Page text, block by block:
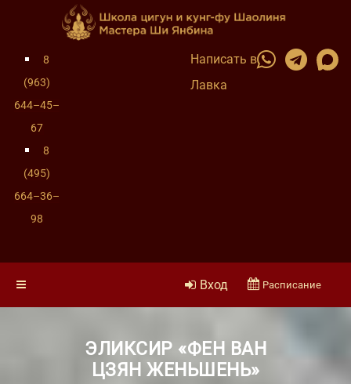
8
(963)
644–45–
67
8
(495)
664–36–
98
Написать в
Лавка
Вход Расписание
ЭЛИКСИР «ФЕН ВАН
ЦЗЯН ЖЕНЬШЕНЬ»